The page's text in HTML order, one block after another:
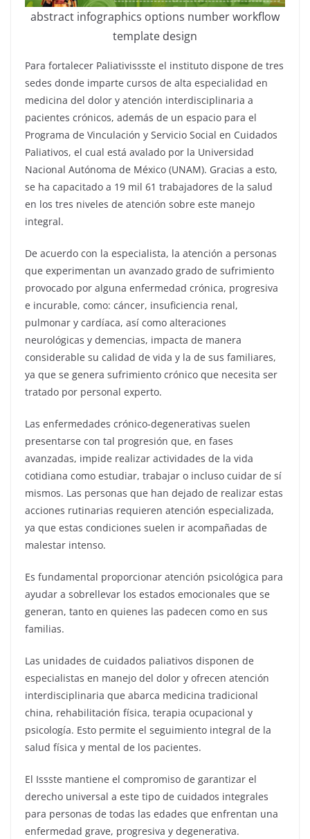
abstract infographics options number workflow
template design
Para fortalecer Paliativissste el instituto dispone de tres
sedes donde imparte cursos de alta especialidad en
medicina del dolor y atención interdisciplinaria a
pacientes crónicos, además de un espacio para el
Programa de Vinculación y Servicio Social en Cuidados
Paliativos, el cual está avalado por la Universidad
Nacional Autónoma de México (UNAM). Gracias a esto,
se ha capacitado a 19 mil 61 trabajadores de la salud
en los tres niveles de atención sobre este manejo
integral.
De acuerdo con la especialista, la atención a personas
que experimentan un avanzado grado de sufrimiento
provocado por alguna enfermedad crónica, progresiva
e incurable, como: cáncer, insuficiencia renal,
pulmonar y cardíaca, así como alteraciones
neurológicas y demencias, impacta de manera
considerable su calidad de vida y la de sus familiares,
ya que se genera sufrimiento crónico que necesita ser
tratado por personal experto.
Las enfermedades crónico-degenerativas suelen
presentarse con tal progresión que, en fases
avanzadas, impide realizar actividades de la vida
cotidiana como estudiar, trabajar o incluso cuidar de sí
mismos. Las personas que han dejado de realizar estas
acciones rutinarias requieren atención especializada,
ya que estas condiciones suelen ir acompañadas de
malestar intenso.
Es fundamental proporcionar atención psicológica para
ayudar a sobrellevar los estados emocionales que se
generan, tanto en quienes las padecen como en sus
familias.
Las unidades de cuidados paliativos disponen de
especialistas en manejo del dolor y ofrecen atención
interdisciplinaria que abarca medicina tradicional
china, rehabilitación física, terapia ocupacional y
psicología. Esto permite el seguimiento integral de la
salud física y mental de los pacientes.
El Issste mantiene el compromiso de garantizar el
derecho universal a este tipo de cuidados integrales
para personas de todas las edades que enfrentan una
enfermedad grave, progresiva y degenerativa.